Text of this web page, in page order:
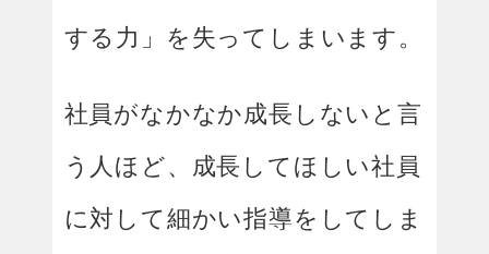
する力」を失ってしまいます。
社員がなかなか成長しないと言
う人ほど、成長してほしい社員
に対して細かい指導をしてしま